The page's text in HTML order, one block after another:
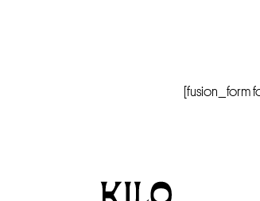
[fusion_form